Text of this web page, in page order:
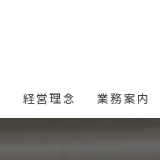
経営理念 業務案内